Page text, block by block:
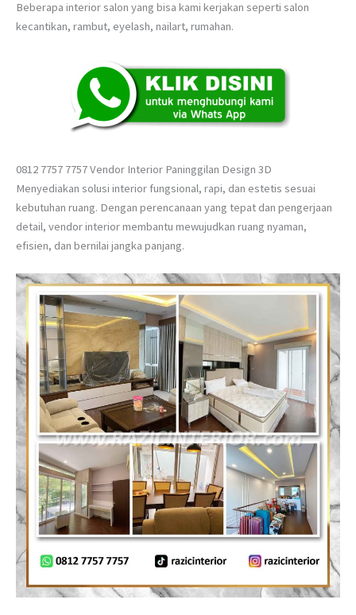
Beberapa interior salon yang bisa kami kerjakan seperti salon
kecantikan, rambut, eyelash, nailart, rumahan.
0812 7757 7757 Vendor Interior Paninggilan Design 3D
Menyediakan solusi interior fungsional, rapi, dan estetis sesuai
kebutuhan ruang. Dengan perencanaan yang tepat dan pengerjaan
detail, vendor interior membantu mewujudkan ruang nyaman,
efisien, dan bernilai jangka panjang.